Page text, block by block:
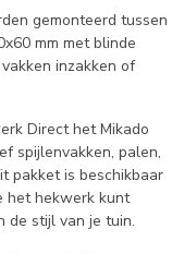
gemonteerd tussen
mm met blinde
inzakken of
Direct het Mikado
spijlenvakken, palen,
pakket is beschikbaar
het hekwerk kunt
de stijl van je tuin.